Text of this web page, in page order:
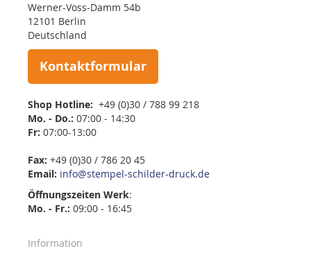
Werner-Voss-Damm 54b
12101 Berlin
Deutschland
Kontaktformular
Shop Hotline: +49 (0)30 / 788 99 218
Mo. - Do.: 07:00 - 14:30
Fr: 07:00-13:00
Fax: +49 (0)30 / 786 20 45
Email: info@stempel-schilder-druck.de
Öffnungszeiten Werk:
Mo. - Fr.: 09:00 - 16:45
Information